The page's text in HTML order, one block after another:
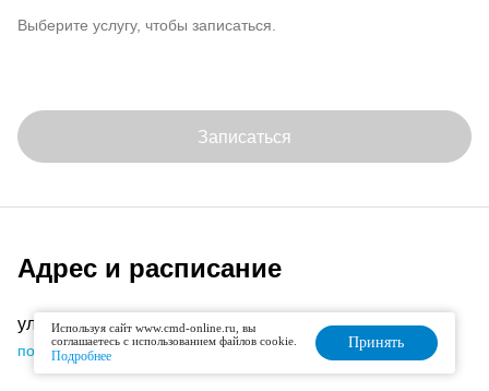
Выберите услугу, чтобы записаться.
Записаться
Адрес и расписание
ул. Московская, д. 84, корп. 2
подробнее об офисе
Используя сайт www.cmd-online.ru, вы
соглашаетесь с использованием файлов cookie.
Подробнее
Принять